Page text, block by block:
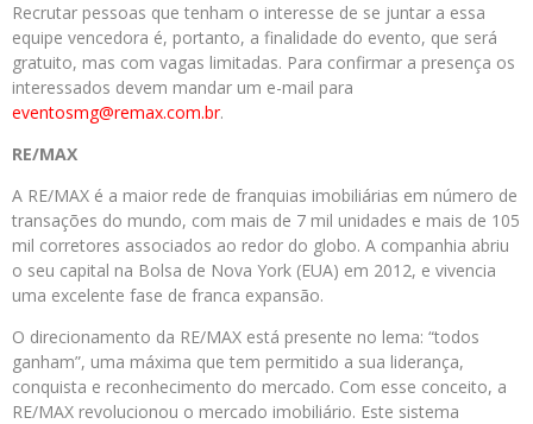
Recrutar pessoas que tenham o interesse de se juntar a essa
equipe vencedora é, portanto, a finalidade do evento, que será
gratuito, mas com vagas limitadas. Para confirmar a presença os
interessados devem mandar um e-mail para
eventosmg@remax.com.br.
RE/MAX
A RE/MAX é a maior rede de franquias imobiliárias em número de
transações do mundo, com mais de 7 mil unidades e mais de 105
mil corretores associados ao redor do globo. A companhia abriu
o seu capital na Bolsa de Nova York (EUA) em 2012, e vivencia
uma excelente fase de franca expansão.
O direcionamento da RE/MAX está presente no lema: “todos
ganham”, uma máxima que tem permitido a sua liderança,
conquista e reconhecimento do mercado. Com esse conceito, a
RE/MAX revolucionou o mercado imobiliário. Este sistema